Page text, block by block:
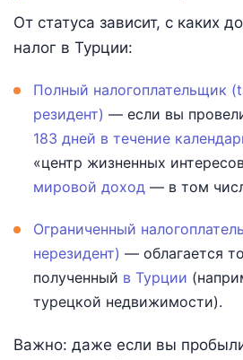
От статуса зависит, с каких
налог в Турции:
Полный налогоплательщик
резидент) — если вы
183 дней в течение
«центр жизненных
мировой доход — в том
Ограниченный
нерезидент) — облагается
полученный в Турции
турецкой недвижимости).
Важно: даже если вы